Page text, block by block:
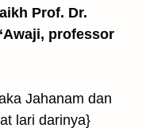
Prof. Dr.
professor
Jahanam dan
lari darinya}